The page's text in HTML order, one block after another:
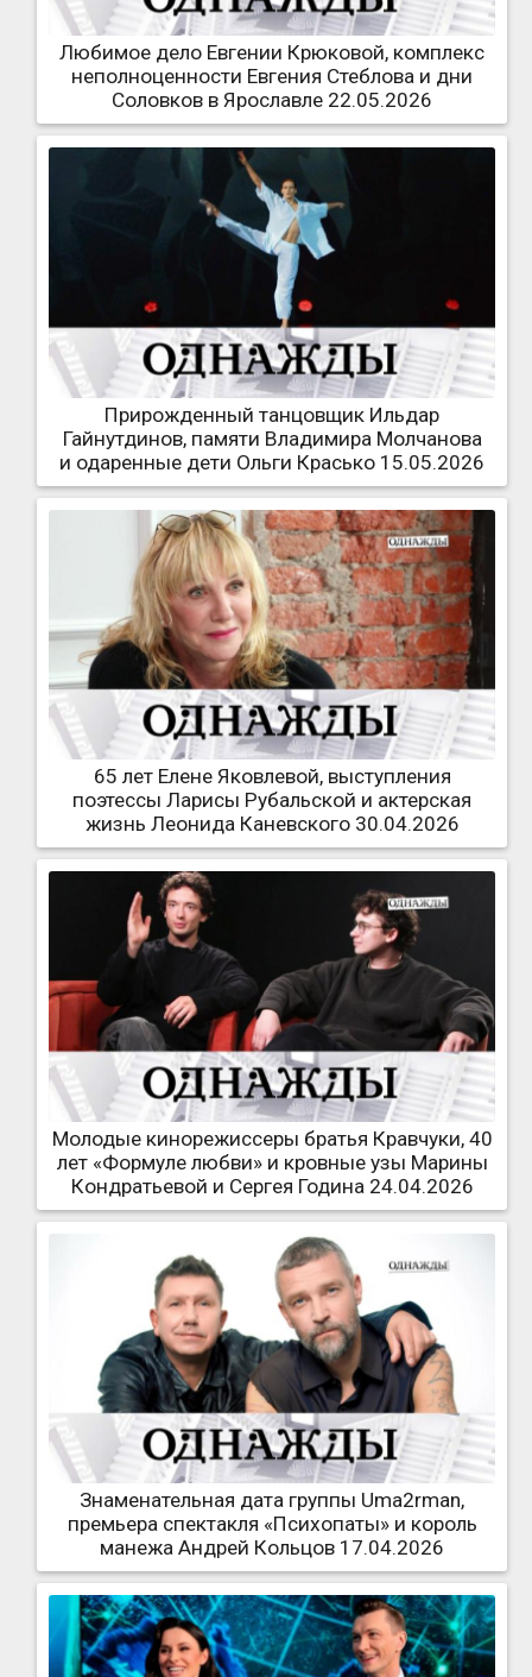
Любимое дело Евгении Крюковой, комплекс
неполноценности Евгения Стеблова и дни
Соловков в Ярославле 22.05.2026
Прирожденный танцовщик Ильдар
Гайнутдинов, памяти Владимира Молчанова
и одаренные дети Ольги Красько 15.05.2026
65 лет Елене Яковлевой, выступления
поэтессы Ларисы Рубальской и актерская
жизнь Леонида Каневского 30.04.2026
Молодые кинорежиссеры братья Кравчуки, 40
лет «Формуле любви» и кровные узы Марины
Кондратьевой и Сергея Година 24.04.2026
Знаменательная дата группы Uma2rman,
премьера спектакля «Психопаты» и король
манежа Андрей Кольцов 17.04.2026